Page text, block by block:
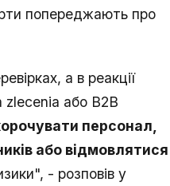
попереджають про
а в реакції
zlecenia або В2В
персонал,
або відмовлятися
- розповів у